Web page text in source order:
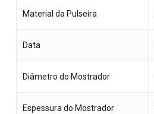
Material da Pulseira
Data
Diâmetro do Mostrador
Espessura do Mostrador